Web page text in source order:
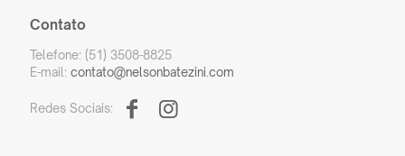
Contato
Telefone: (51) 3508-8825
E-mail: contato@nelsonbatezini.com
Redes Sociais: